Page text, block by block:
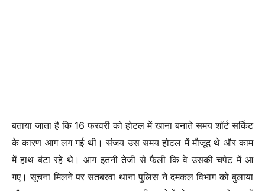
बताया जाता है कि 16 फरवरी को होटल में खाना बनाते समय शॉर्ट सर्किट
के कारण आग लग गई थी। संजय उस समय होटल में मौजूद थे और काम
में हाथ बंटा रहे थे। आग इतनी तेजी से फैली कि वे उसकी चपेट में आ
गए। सूचना मिलने पर सतबरवा थाना पुलिस ने दमकल विभाग को बुलाया